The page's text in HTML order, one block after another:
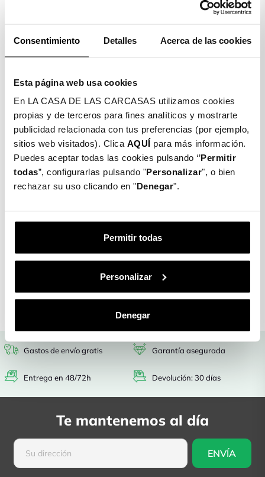
Consentimiento Detalles Acerca de las cookies
Esta página web usa cookies
En LA CASA DE LAS CARCASAS utilizamos cookies
propias y de terceros para fines analíticos y mostrarte
publicidad relacionada con tus preferencias (por ejemplo,
sitios web visitados). Clica AQUÍ para más información.
Puedes aceptar todas las cookies pulsando ‘’Permitir
todas”, configurarlas pulsando "Personalizar", o bien
rechazar su uso clicando en "Denegar".
Permitir todas
Personalizar
Denegar
Detalles producto
COLGANTE PREMIUM DE
DISEÑO METÁLICOS PARA
MÓVILES
$ 7.490
Color: Negro
Gastos de envío
Entrega en
asegurada
días
Gastos de envío gratis
Entrega en 48/72h
Garantía asegurada
Devolución: 30 días
Te mantenemos al día